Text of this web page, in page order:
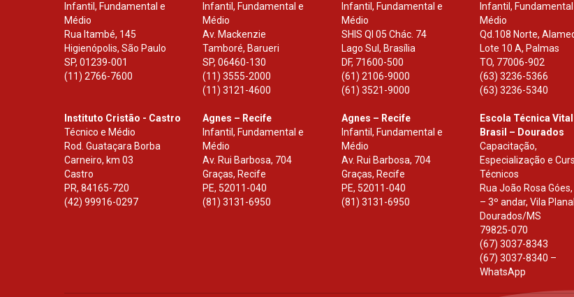
Infantil, Fundamental e
Médio
Rua Itambé, 145
Higienópolis, São Paulo
SP, 01239-001
(11) 2766-7600
Infantil, Fundamental e
Médio
Av. Mackenzie
Tamboré, Barueri
SP,06460-130
(11) 3555-2000
(11) 3121-4600
Infantil, Fundamental e
Médio
SHIS Ql 05 Chác. 74
Lago Sul, Brasília
DF, 71600-500
(61) 2106-9000
(61) 3521-9000
Infantil, Fundamental
Médio
Qd.108 Norte,
Lote 10 A, Palmas
TO, 77006-902
(63) 3236-5366
(63) 3236-5340
Instituto Cristão - Castro
Técnico e Médio
Rod. Guataçara Borba
Carneiro, km 03
Castro
PR, 84165-720
(42) 99916-0297
Agnes – Recife
Infantil, Fundamental e
Médio
Av. Rui Barbosa, 704
Graças, Recife
PE, 52011-040
(81) 3131-6950
Agnes – Recife
Infantil, Fundamental e
Médio
Av. Rui Barbosa, 704
Graças, Recife
PE, 52011-040
(81) 3131-6950
Escola Técnica Vital
Brasil – Dourados
Capacitação,
Especialização e
Técnicos
Rua João Rosa
– 3º andar, Vila
Dourados/MS
79825-070
(67) 3037-8343
(67) 3037-8340 –
WhatsApp